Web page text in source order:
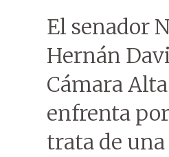
El senador
Hernán
Cámara
enfrenta
trata de